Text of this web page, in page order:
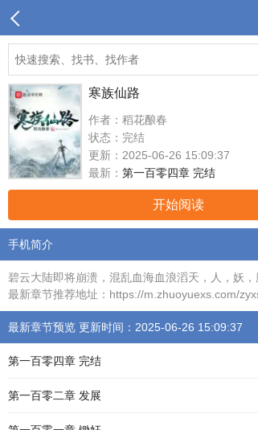
寒族仙路
作者：稻花酿春
状态：完结
更新：2025-06-26 15:09:37
最新： 第一百零四章 完结
开始阅读
手机简介
碧云大陆即将崩溃，混乱血海血浪滔天，人，妖
最新章节推荐地址：https://m.zhuoyuexs.com/
最新章节预览 更新时间：2025-06-26 15:09:37
第一百零四章 完结
第一百零二章 发展